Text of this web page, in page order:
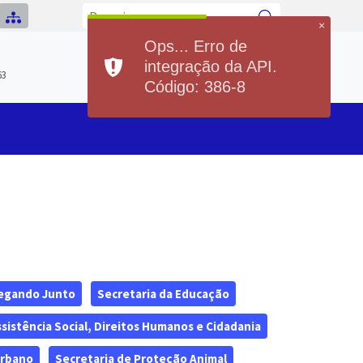
Previsão do Tempo
Hoje
Min21°Max36°
Sexta
Min 20°
Junto Secretaria da Educação
Social, Direitos Humanos e Cidadania
Secretaria de Proteção Animal
×
Ops... Erro de
integração da API.
Código: 386-8